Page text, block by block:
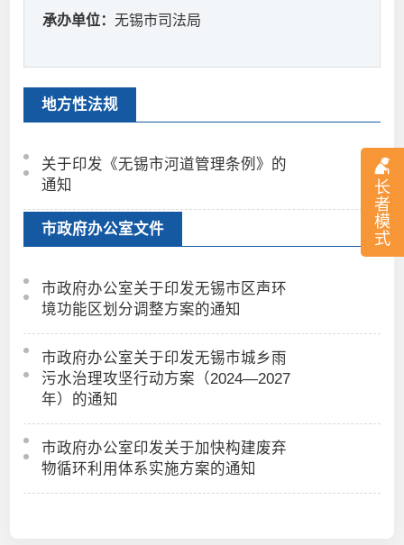
长
者
模
式
承办单位：无锡市司法局
地方性法规
关于印发《无锡市河道管理条例》的
通知
市政府办公室文件
市政府办公室关于印发无锡市区声环
境功能区划分调整方案的通知
市政府办公室关于印发无锡市城乡雨
污水治理攻坚行动方案（2024—2027
年）的通知
市政府办公室印发关于加快构建废弃
物循环利用体系实施方案的通知